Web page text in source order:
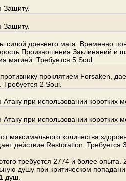
Защиту.
Защиту.
силой древнего мага. Временно
Произношения Заклинаний и
магией. Требуется 5 Soul.
проклятием Forsaken,
Требуется 2 Soul.
при использовании коротких
при использовании коротких
максимального количества
действие Restoration. Требуется
требуется 2774 и более опыта.
душу при критическом
душ.